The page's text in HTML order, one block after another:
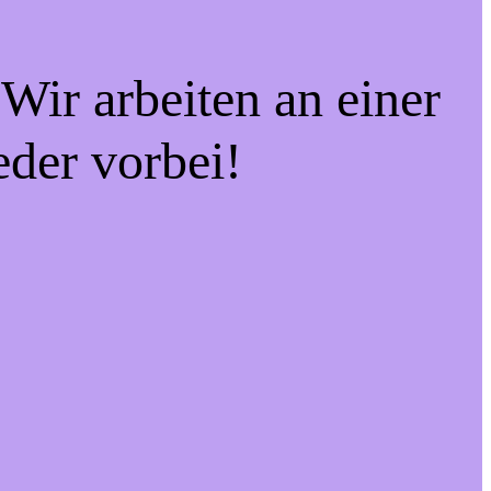
arbeiten an einer
vorbei!